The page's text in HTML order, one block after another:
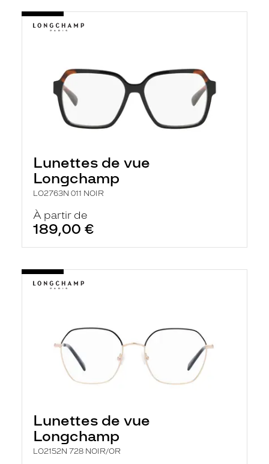
Lunettes de vue
Longchamp
LO2763N 011 NOIR
À partir de
189,00 €
Lunettes de vue
Longchamp
LO2152N 728 NOIR/OR